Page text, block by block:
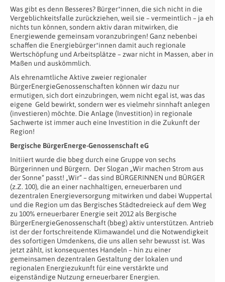
Was gibt es denn Besseres? Bürger*innen, die sich nicht in die
Vergeblichkeitsfalle zurückziehen, weil sie – vermeintlich – ja eh
nichts tun können, sondern aktiv daran mitwirken, die
Energiewende gemeinsam voranzubringen! Ganz nebenbei
schaffen die Energiebürger*innen damit auch regionale
Wertschöpfung und Arbeitsplätze – zwar nicht in Massen, aber in
Maßen und auskömmlich.
Als ehrenamtliche Aktive zweier regionaler
BürgerEnergieGenossenschaften können wir dazu nur
ermutigen, sich dort einzubringen, wem nicht egal ist, was das
eigene Geld bewirkt, sondern wer es vielmehr sinnhaft anlegen
(investieren) möchte. Die Anlage (Investition) in regionale
Sachwerte ist immer auch eine Investition in die Zukunft der
Region!
Bergische BürgerEnerge-Genossenschaft eG
Initiiert wurde die bbeg durch eine Gruppe von sechs
Bürgerinnen und Bürgern. Der Slogan „Wir machen Strom aus
der Sonne“ passt! „Wir“ – das sind BÜRGERINNEN und BÜRGER
(z.Z. 100), die an einer nachhaltigen, erneuerbaren und
dezentralen Energieversorgung mitwirken und dabei Wuppertal
und die Region um das Bergisches Städtedreieck auf dem Weg
zu 100% erneuerbarer Energie seit 2012 als Bergische
BürgerEnergieGenossenschaft (bbeg) aktiv unterstützen. Antrieb
ist der der fortschreitende Klimawandel und die Notwendigkeit
des sofortigen Umdenkens, die uns allen sehr bewusst ist. Was
jetzt zählt, ist konsequentes Handeln – hin zu einer
gemeinsamen dezentralen Gestaltung der lokalen und
regionalen Energiezukunft für eine verstärkte und
eigenständige Nutzung erneuerbarer Energien.